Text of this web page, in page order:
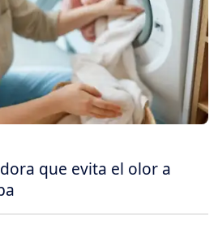
que evita el olor a